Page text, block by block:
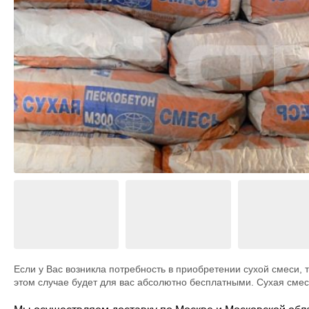
БК
БК
Из
Беседки
Навесы
Дома
Строительные бытовки
Блок-контейнеры
Дачные бытовки
Если у Вас возникла потребность в приобретении сухой
этом случае будет для вас абсолютно бесплатными. Сухая